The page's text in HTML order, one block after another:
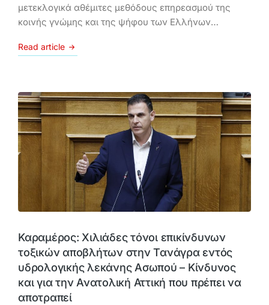
μετεκλογικά αθέμιτες μεθόδους επηρεασμού της
κοινής γνώμης και της ψήφου των Ελλήνων…
Read article
Καραμέρος: Χιλιάδες τόνοι επικίνδυνων
τοξικών αποβλήτων στην Τανάγρα εντός
υδρολογικής λεκάνης Ασωπού – Κίνδυνος
και για την Ανατολική Αττική που πρέπει να
αποτραπεί